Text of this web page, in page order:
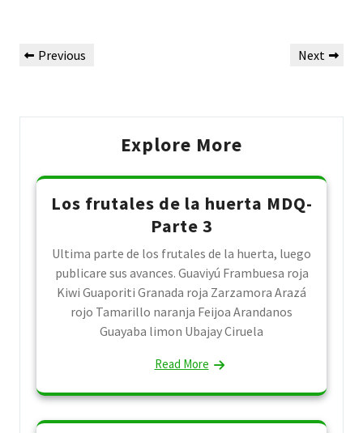
navigation
Previous
Previous
Next
Next
Explore More
Los frutales de la huerta MDQ-
Parte 3
Ultima parte de los frutales de la huerta, luego
publicare sus avances. Guaviyú Frambuesa roja
Kiwi Guaporiti Granada roja Zarzamora Arazá
rojo Tamarillo naranja Feijoa Arandanos
Guayaba limon Ubajay Ciruela
Read More